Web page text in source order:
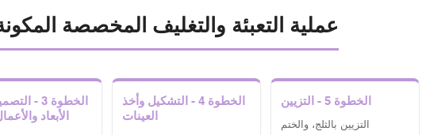
عملية التعبئة والتغليف المخصصة المكونة من 6
الخطوة 3 -
الأبعاد
الخطوة 4 - التشكيل وأخذ
العينات
الخطوة 5 - التزيين
التزيين بالثلج، والختم